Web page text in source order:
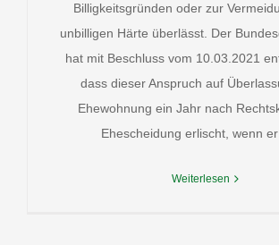
Billigkeitsgründen oder zur
unbilligen Härte überlässt. Der
hat mit Beschluss vom 10.03.2021
dass dieser Anspruch auf
Ehewohnung ein Jahr nach
Ehescheidung erlischt, wenn
Weiterlesen